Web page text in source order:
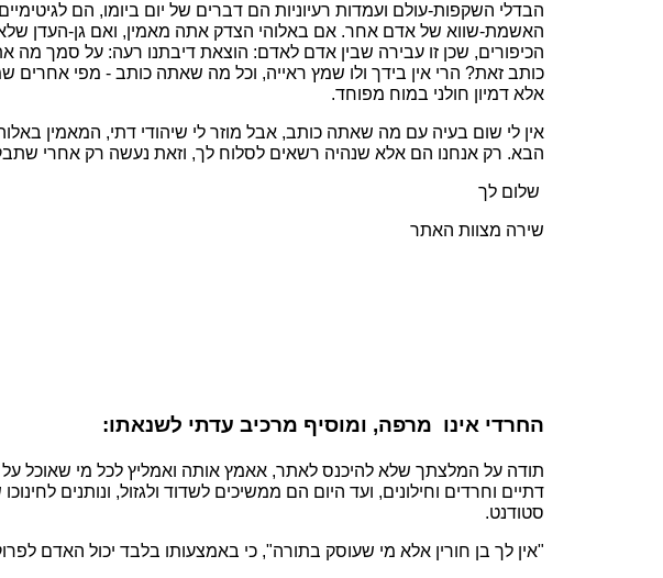
הבדלי השקפות-עולם ועמדות רעיוניות הם דברים של יום ביומו, הם
האשמת-שווא של אדם אחר. אם באלוהי הצדק אתה מאמין, ואם גן-העדן
הכיפורים, שכן זו עבירה שבין אדם לאדם: הוצאת דיבתנו רעה: על סמך מה
כותב זאת? הרי אין בידך ולו שמץ ראייה, וכל מה שאתה כותב - מפי
אלא דמיון חולני במוח מפוחד.
אין לי שום בעיה עם מה שאתה כותב, אבל מוזר לי שיהודי דתי, המאמין
הבא. רק אנחנו הם אלא שנהיה רשאים לסלוח לך, וזאת נעשה רק אחרי
שלום לך
שירה מצוות האתר
החרדי אינו מרפה, ומוסיף מרכיב עדתי לשנאתו:
תודה על המלצתך שלא להיכנס לאתר, אאמץ אותה ואמליץ לכל מי שאוכל על
דתיים וחרדים וחילונים, ועד היום הם ממשיכים לשדוד ולגזול, ונותנים
סטודנט.
"אין לך בן חורין אלא מי שעוסק בתורה", כי באמצעותו בלבד יכול האדם